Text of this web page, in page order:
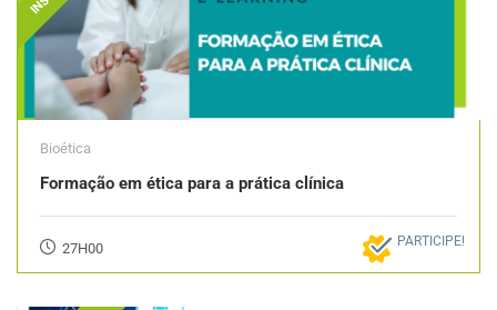
Bioética
Formação em ética para a prática clínica
27H00 PARTICIPE!